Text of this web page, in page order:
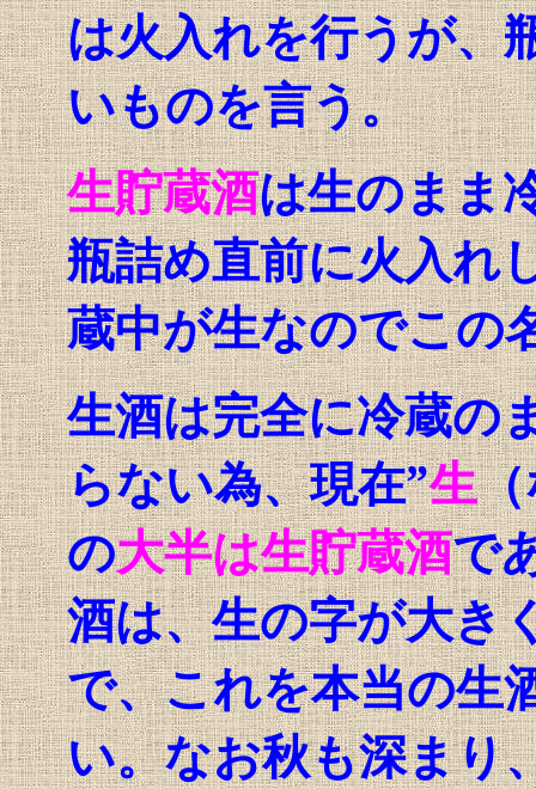
は火入れを行うが、
いものを言う。
生貯蔵酒は生のまま
瓶詰め直前に火入れ
蔵中が生なのでこの
生酒は完全に冷蔵の
らない為、現在”生
の大半は生貯蔵酒で
酒は、生の字が大き
で、これを本当の生
い。なお秋も深まり